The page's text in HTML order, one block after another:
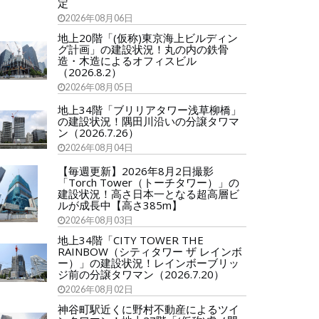
定
2026年08月06日
地上20階「(仮称)東京海上ビルディン
グ計画」の建設状況！丸の内の鉄骨
造・木造によるオフィスビル
（2026.8.2）
2026年08月05日
地上34階「ブリリアタワー浅草柳橋」
の建設状況！隅田川沿いの分譲タワマ
ン（2026.7.26）
2026年08月04日
【毎週更新】2026年8月2日撮影
「Torch Tower（トーチタワー）」の
建設状況！高さ日本一となる超高層ビ
ルが成長中【高さ385m】
2026年08月03日
地上34階「CITY TOWER THE
RAINBOW（シティタワー ザ レインボ
ー）」の建設状況！レインボーブリッ
ジ前の分譲タワマン（2026.7.20）
2026年08月02日
神谷町駅近くに野村不動産によるツイ